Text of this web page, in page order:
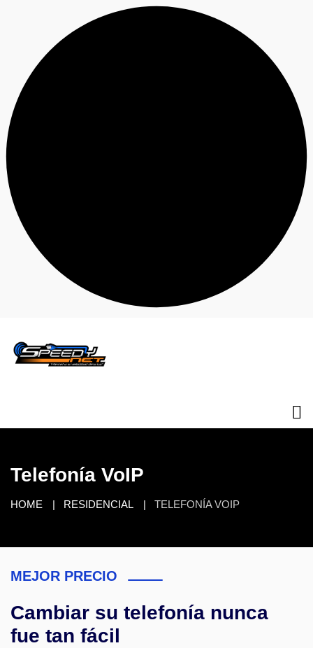
Telefonía VoIP
HOME RESIDENCIAL TELEFONÍA VOIP
MEJOR PRECIO
Cambiar su telefonía nunca
fue tan fácil